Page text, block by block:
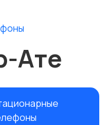
Ате